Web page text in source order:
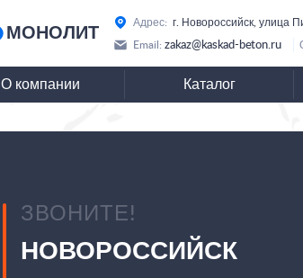
МОНОЛИТ
Адрес: г. Новороссийск, улица
Email: zakaz@kaskad-beton.ru
О компании Каталог
ЗВОНИТЕ!
НОВОРОССИЙСК